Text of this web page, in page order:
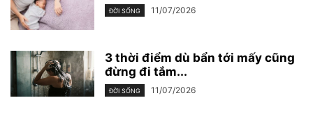
ĐỜI SỐNG 11/07/2026
3 thời điểm dù bẩn tới mấy cũng
đừng đi tắm...
ĐỜI SỐNG 11/07/2026